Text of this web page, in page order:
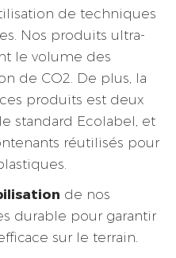
de techniques
Nos produits ultra-
le volume des
de CO2. De plus, la
produits est deux
standard Ecolabel, et
réutilisés pour
de nos
durable pour garantir
sur le terrain.